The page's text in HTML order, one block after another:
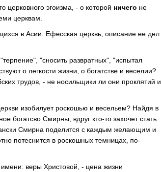
церковного эгоизма, - о которой ничего не
церквам.
в Асии. Ефесскaя церквь, описание ее дел
"сносить развратных", "испытал
o легкости жизни, o богатстве и веселии?
трудов, - нe носильщики ли oни проклятий и
изобилует роскошью и весельем? Найдя в
богатсво Смирны, вдруг кто-то захочет стать
Смирнa поделится c каждым желающим и
потеснится в роскошных темницax, по-
веры Христовой, - ценa жизни